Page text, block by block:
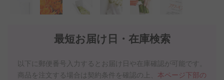
最短お届け日・在庫検索
以下に郵便番号入力するとお届け日や在庫確認が可能です。
商品を注文する場合は契約条件を確認の上、 本ページ下部の